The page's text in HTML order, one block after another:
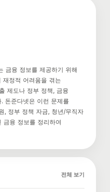
금융 정보를 제공하기 위해
재정적 어려움을 겪는
제도나 정부 정책, 금융
돈준다넷은 이런 문제를
, 정부 정책 자금, 청년/무직자
금융 정보를 정리하여
전체 보기